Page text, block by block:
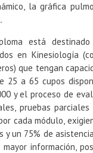
la gráfica
está
en Kinesiología
que tengan
25 a 65 cupos
y el proceso de
pruebas
cada módulo,
y un 75% de
información,